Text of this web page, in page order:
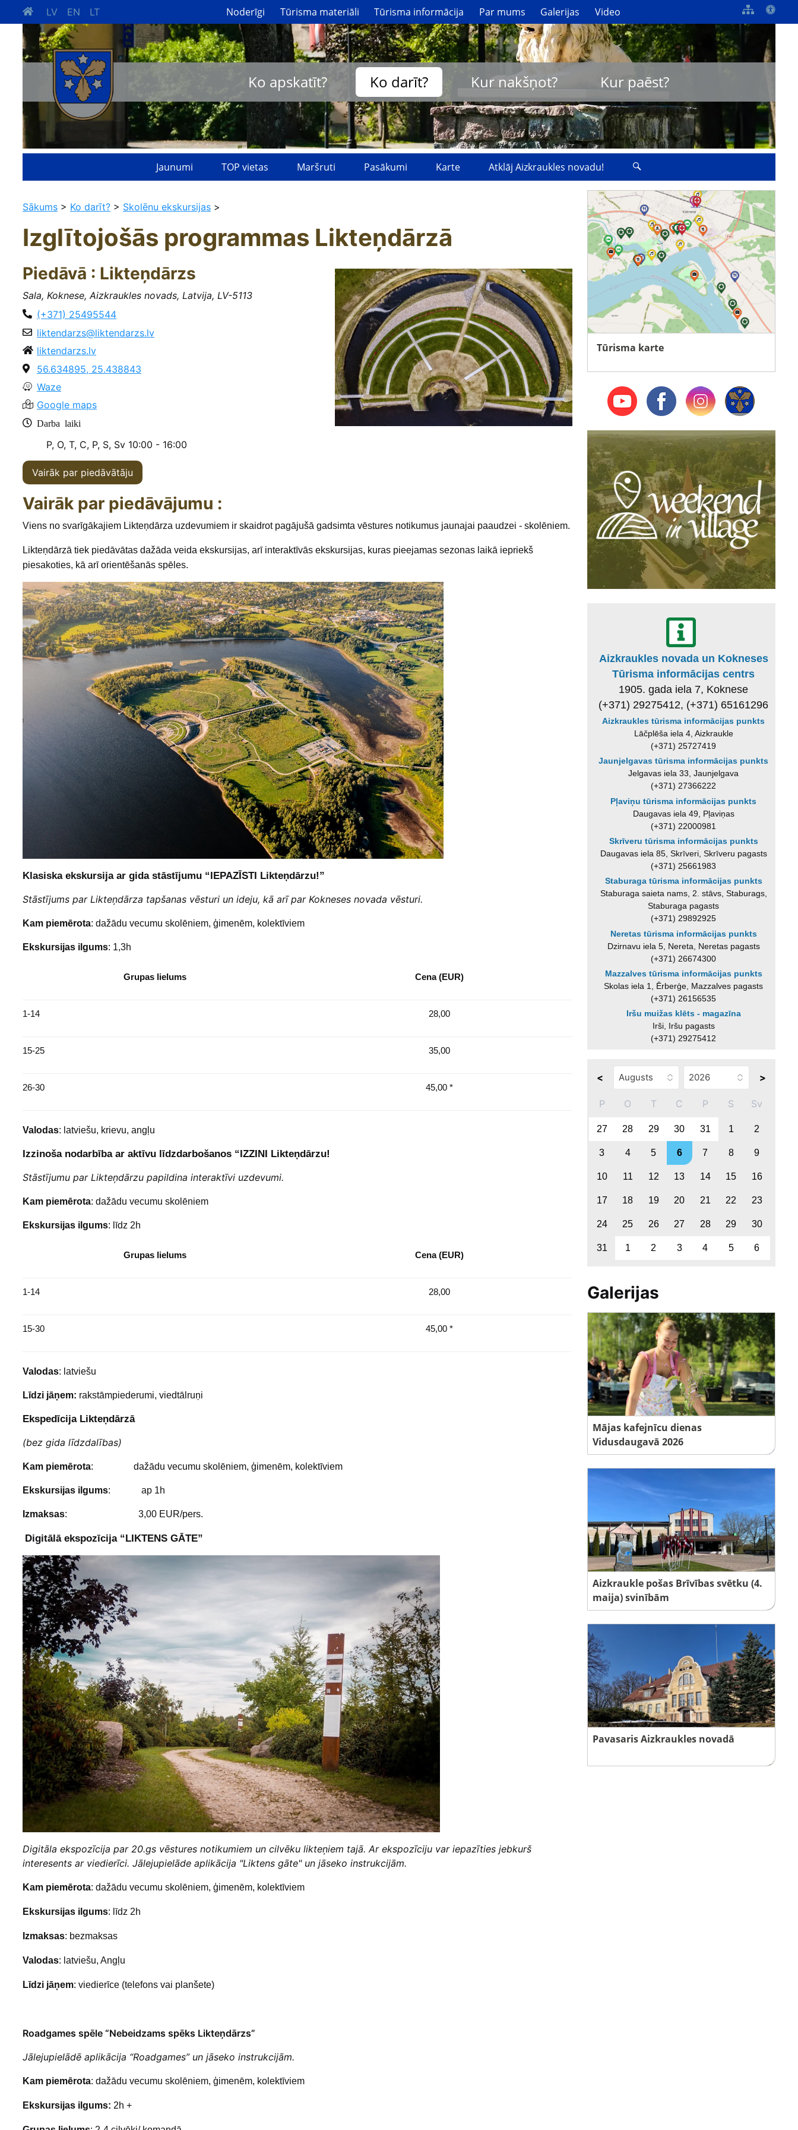
LV EN LT Noderīgi Tūrisma materiāli Tūrisma informācija Par mums Galerijas Video
Ko apskatīt? Ko darīt? Kur nakšņot? Kur paēst?
Jaunumi TOP vietas Maršruti Pasākumi Karte Atklāj Aizkraukles novadu!
Sākums > Ko darīt? > Skolēnu ekskursijas >
Izglītojošās programmas Likteņdārzā
Piedāvā : Likteņdārzs
Sala, Koknese, Aizkraukles novads, Latvija, LV-5113
(+371) 25495544
liktendarzs@liktendarzs.lv
liktendarzs.lv
56.634895, 25.438843
Waze
Google maps
Darba laiki
P, O, T, C, P, S, Sv 10:00 - 16:00
Vairāk par piedāvātāju
Vairāk par piedāvājumu :
Viens no svarīgākajiem Likteņdārza uzdevumiem ir skaidrot pagājušā gadsimta vēstures notikumus jaunajai paaudzei - skolēniem.
Likteņdārzā tiek piedāvātas dažāda veida ekskursijas, arī interaktīvās ekskursijas, kuras pieejamas sezonas laikā iepriekš
piesakoties, kā arī orientēšanās spēles.
Klasiska ekskursija ar gida stāstījumu “IEPAZĪSTI Likteņdārzu!”
Stāstījums par Likteņdārza tapšanas vēsturi un ideju, kā arī par Kokneses novada vēsturi.
Kam piemērota: dažādu vecumu skolēniem, ģimenēm, kolektīviem
Ekskursijas ilgums: 1,3h
Grupas lielums Cena (EUR)
1-14 28,00
15-25 35,00
26-30 45,00 *
Valodas: latviešu, krievu, angļu
Izzinoša nodarbība ar aktīvu līdzdarbošanos “IZZINI Likteņdārzu!
Stāstījumu par Likteņdārzu papildina interaktīvi uzdevumi.
Kam piemērota: dažādu vecumu skolēniem
Ekskursijas ilgums: līdz 2h
Grupas lielums Cena (EUR)
1-14 28,00
15-30 45,00 *
Valodas: latviešu
Līdzi jāņem: rakstāmpiederumi, viedtālruņi
Ekspedīcija Likteņdārzā
(bez gida līdzdalības)
Kam piemērota: dažādu vecumu skolēniem, ģimenēm, kolektīviem
Ekskursijas ilgums: ap 1h
Izmaksas: 3,00 EUR/pers.
Digitālā ekspozīcija “LIKTENS GĀTE”
Digitāla ekspozīcija par 20.gs vēstures notikumiem un cilvēku likteņiem tajā. Ar ekspozīciju var iepazīties jebkurš
interesents ar viedierīci. Jālejupielāde aplikācija "Liktens gāte" un jāseko instrukcijām.
Kam piemērota: dažādu vecumu skolēniem, ģimenēm, kolektīviem
Ekskursijas ilgums: līdz 2h
Izmaksas: bezmaksas
Valodas: latviešu, Angļu
Līdzi jāņem: viedierīce (telefons vai planšete)
Roadgames spēle “Nebeidzams spēks Likteņdārzs”
Jālejupielādē aplikācija “Roadgames” un jāseko instrukcijām.
Kam piemērota: dažādu vecumu skolēniem, ģimenēm, kolektīviem
Ekskursijas ilgums: 2h +
Tūrisma karte
Aizkraukles novada un Kokneses
Tūrisma informācijas centrs
1905. gada iela 7, Koknese
(+371) 29275412, (+371) 65161296
Aizkraukles tūrisma informācijas punkts
Lāčplēša iela 4, Aizkraukle
(+371) 25727419
Jaunjelgavas tūrisma informācijas punkts
Jelgavas iela 33, Jaunjelgava
(+371) 27366222
Pļaviņu tūrisma informācijas punkts
Daugavas iela 49, Pļaviņas
(+371) 22000981
Skrīveru tūrisma informācijas punkts
Daugavas iela 85, Skrīveri, Skrīveru pagasts
(+371) 25661983
Staburaga tūrisma informācijas punkts
Staburaga saieta nams, 2. stāvs, Staburags,
Staburaga pagasts
(+371) 29892925
Neretas tūrisma informācijas punkts
Dzirnavu iela 5, Nereta, Neretas pagasts
(+371) 26674300
Mazzalves tūrisma informācijas punkts
Skolas iela 1, Ērberģe, Mazzalves pagasts
(+371) 26156535
Iršu muižas klēts - magazīna
Irši, Iršu pagasts
(+371) 29275412
< >
P O T C P S Sv
27 28 29 30 31 1 2
3 4 5 6 7 8 9
10 11 12 13 14 15 16
17 18 19 20 21 22 23
24 25 26 27 28 29 30
31 1 2 3 4 5 6
Galerijas
Mājas kafejnīcu dienas
Vidusdaugavā 2026
Aizkraukle pošas Brīvības svētku (4.
maija) svinībām
Pavasaris Aizkraukles novadā